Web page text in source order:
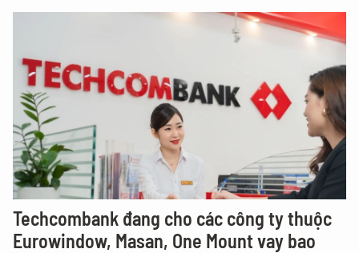
Techcombank đang cho các công ty thuộc
Eurowindow, Masan, One Mount vay bao